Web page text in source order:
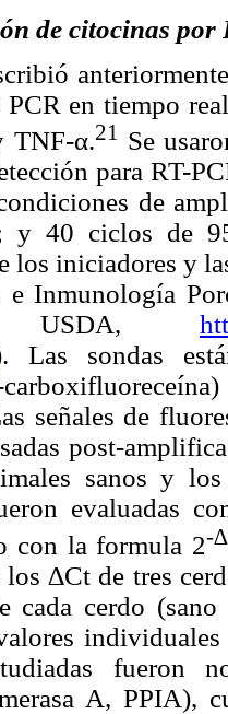
de citocinas por
PCR en tiempo
TNF-α.21 Se
para RT-
de
y 40 ciclos de
los iniciadores y
e Inmunología
USDA,
Las sondas
señales de
post-
sanos y
evaluadas
con la formula 2-
∆Ct de tres
cada cerdo
fueron
A, PPIA),